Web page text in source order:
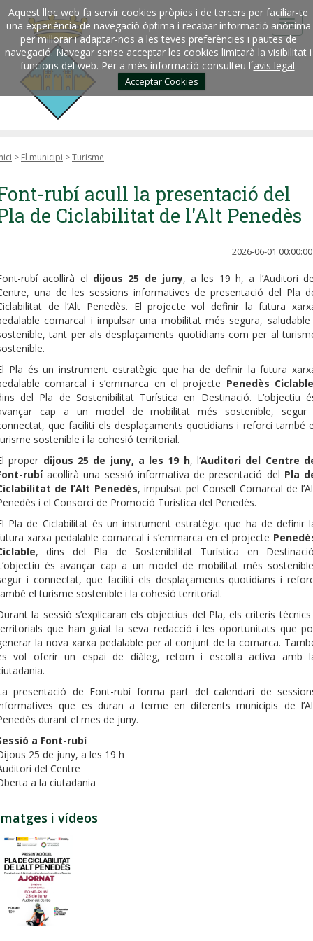
Aquest lloc web fa servir cookies pròpies i de tercers per faciliar-te
una experiència de navegació òptima i recabar informació anònima
per millorar i adaptar-nos a les teves preferències i pautes de
navegació. Navegar sense acceptar les cookies limitarà la visibilitat i
funcions del web. Per a més informació consulteu l´avis legal.
Acceptar Cookies
> El municipi >Turisme
rubí acull la presentació del
de Ciclabilitat de l'Alt Penedès
2026-06-01 00:00:00
rubí acollirà el dijous 25 de juny, a les 19 h, a l’Auditori
una de les sessions informatives de presentació del Pla
de l’Alt Penedès. El projecte vol definir la futura
comarcal i impulsar una mobilitat més segura,
tant per als desplaçaments quotidians com per al
Pla és un instrument estratègic que ha de definir la futura
comarcal i s’emmarca en el projecte Penedès Ciclable
del Pla de Sostenibilitat Turística en Destinació. L’objectiu
cap a un model de mobilitat més sostenible, segur
que faciliti els desplaçaments quotidians i reforci també
sostenible i la cohesió territorial.
proper dijous 25 de juny, a les 19 h, l’Auditori del Centre
rubíacollirà una sessió informativa de presentació del Pla
de l’Alt Penedès, impulsat pel Consell Comarcal de
i el Consorci de Promoció Turística del Penedès.
Pla de Ciclabilitat és un instrument estratègic que ha de definir
xarxa pedalable comarcal i s’emmarca en el projecte
, dins del Pla de Sostenibilitat Turística en
és avançar cap a un model de mobilitat més
i connectat, que faciliti els desplaçaments quotidians i
el turisme sostenible i la cohesió territorial.
la sessió s’explicaran els objectius del Pla, els criteris
que han guiat la seva redacció i les oportunitats que
la nova xarxa pedalable per al conjunt de la comarca.
vol oferir un espai de diàleg, retorn i escolta activa amb
presentació de Font-rubí forma part del calendari de
que es duran a terme en diferents municipis de
durant el mes de juny.
a Font-rubí
25 de juny, a les 19 h
del Centre
a la ciutadania
i vídeos